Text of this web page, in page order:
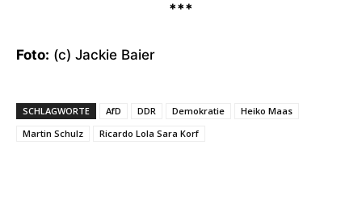
***
Foto: (c) Jackie Baier
SCHLAGWORTE AfD DDR Demokratie
Heiko Maas
Martin Schulz
Ricardo Lola Sara Korf